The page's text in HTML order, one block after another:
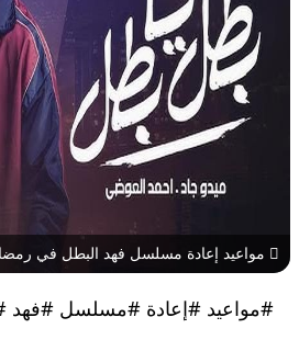
إعادة مسلسل فهد البطل في رمضان 2025
#إعادة #مسلسل #فهد